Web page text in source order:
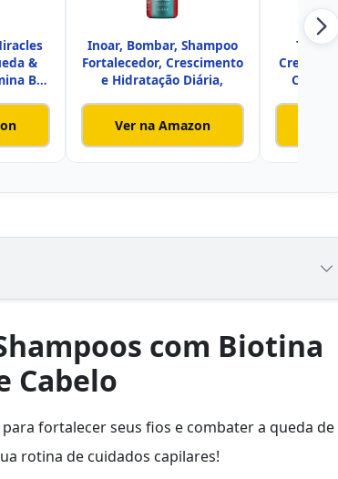
&
B3
Inoar, Bombar, Shampoo
Fortalecedor, Crescimento
e Hidratação Diária,
Ver na Amazon
Tio
com Biotina
Cabelo
fortalecer seus fios e combater a queda de
rotina de cuidados capilares!